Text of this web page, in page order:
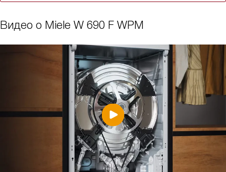
Видео о Miele W 690 F WPM